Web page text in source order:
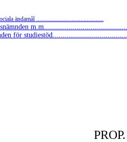
ändamål ............................................
för